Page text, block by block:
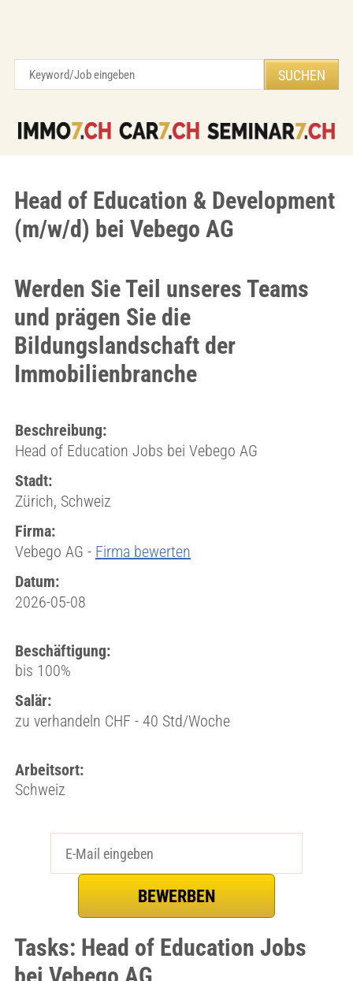
Head of Education & Development
(m/w/d) bei Vebego AG
Werden Sie Teil unseres Teams
und prägen Sie die
Bildungslandschaft der
Immobilienbranche
Beschreibung:
Head of Education Jobs bei Vebego AG
Stadt:
Zürich, Schweiz
Firma:
Vebego AG - Firma bewerten
Datum:
2026-05-08
Beschäftigung:
bis 100%
Salär:
zu verhandeln CHF - 40 Std/Woche
Arbeitsort:
Schweiz
Tasks: Head of Education Jobs